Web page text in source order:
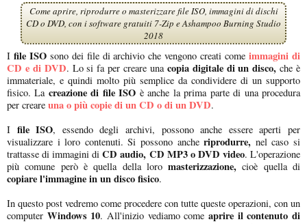
Come aprire, riprodurre o masterizzare file ISO, immagini di dischi
CD o DVD, con i software gratuiti 7-Zip e Ashampoo Burning Studio
2018
I file ISOsono dei file di archivio che vengono creati come immagini di
CD e di DVD. Lo si fa per creare una copia digitale di un disco, che è
immateriale, e quindi molto più semplice da condividere di un supporto
fisico. Lacreazione di file ISO è anche la prima parte di una procedura
per creare una o più copie di un CD o di un DVD.
I file ISO, essendo degli archivi, possono anche essere aperti per
visualizzare i loro contenuti. Si possono ancheriprodurre, nel caso si
trattasse di immagini di CD audio, CD MP3 o DVD video. L'operazione
più comune però è quella della loromasterizzazione, cioè quella di
copiare l'immagine in un disco fisico.
In questo post vedremo come procedere con tutte queste operazioni, con un
computer Windows 10. All'inizio vediamo comeaprire il contenuto di